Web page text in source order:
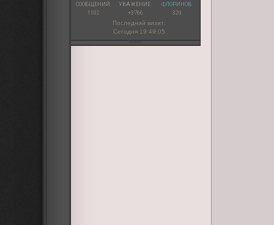
СООБЩЕНИЙ:
1102
УВАЖЕНИЕ:
+3766
ФЛОРИНОВ:
320
Последний визит:
Сегодня 19:49:05